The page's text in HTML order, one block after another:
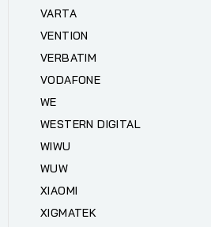
VARTA
VENTION
VERBATIM
VODAFONE
WE
WESTERN DIGITAL
WIWU
WUW
XIAOMI
XIGMATEK